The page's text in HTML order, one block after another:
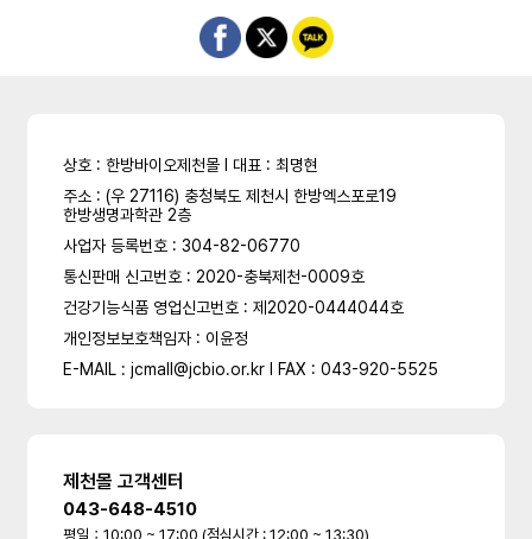
상호 : 한방바이오제천몰 l 대표 : 최명현
주소 : (우 27116) 충청북도 제천시 한방엑스포로19
한방생명과학관 2층
사업자 등록번호 : 304-82-06770
통신판매 신고번호 : 2020-충북제천-0009호
건강기능식품 영업신고번호 : 제2020-0444044호
개인정보보호책임자 : 이윤정
E-MAIL : jcmall@jcbio.or.kr l FAX : 043-920-5525
제천몰 고객센터
043-648-4510
평일：10:00 ~ 17:00 (점심시간 : 12:00 ~ 13:30)